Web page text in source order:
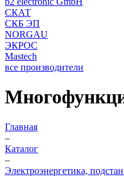
СКАТ
СКБ ЭП
NORGAU
ЭКРОС
Mastech
все производители
Главная
–
Каталог
–
Электроэнергетика,